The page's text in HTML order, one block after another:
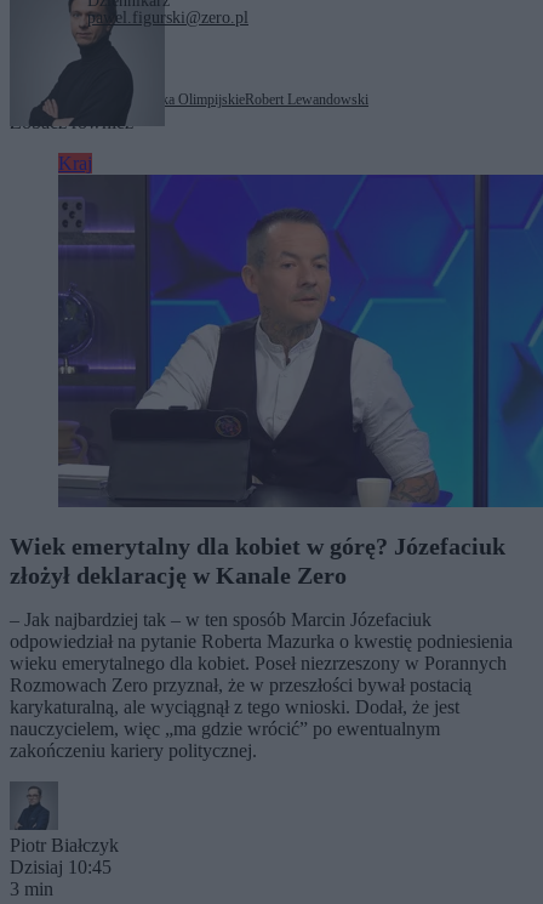
pawel.figurski@zero.pl
Tagi:deweloperzy Igrzyska OlimpijskieRobert Lewandowski
Zobacz również
Kraj
Wiek emerytalny dla kobiet w górę? Józefaciuk
złożył deklarację w Kanale Zero
– Jak najbardziej tak – w ten sposób Marcin Józefaciuk
odpowiedział na pytanie Roberta Mazurka o kwestię podniesienia
wieku emerytalnego dla kobiet. Poseł niezrzeszony w Porannych
Rozmowach Zero przyznał, że w przeszłości bywał postacią
karykaturalną, ale wyciągnął z tego wnioski. Dodał, że jest
nauczycielem, więc „ma gdzie wrócić” po ewentualnym
zakończeniu kariery politycznej.
Piotr Białczyk
Dzisiaj 10:45
3 min